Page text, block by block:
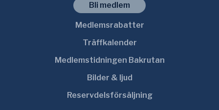
Bli medlem
Medlemsrabatter
Träffkalender
Medlemstidningen Bakrutan
Bilder & ljud
Reservdelsförsäljning